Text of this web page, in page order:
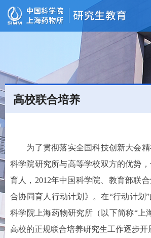
高校联合培养
为了贯彻落实全国科技创新大会精
科学院研究所与高等学校双方的优势
育人，2012年中国科学院、教育部联
合协同育人行动计划》。在“行动计划
科学院上海药物研究所（以下简称“上
高校的正规联合培养研究生工作逐步开